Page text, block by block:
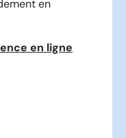
en
en ligne